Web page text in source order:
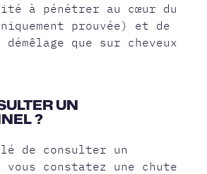
à pénétrer au cœur du
prouvée) et de
que sur cheveux
UN
?
de consulter un
constatez une chute